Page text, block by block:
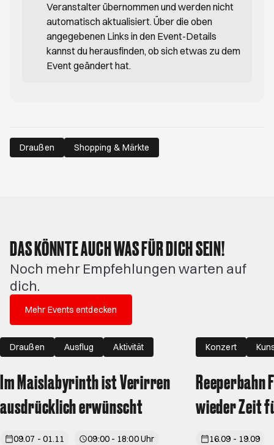
Veranstalter übernommen und werden nicht
automatisch aktualisiert. Über die oben
angegebenen Links in den Event-Details
kannst du herausfinden, ob sich etwas zu dem
Event geändert hat.
Draußen Shopping & Märkte
DAS KÖNNTE AUCH WAS FÜR DICH SEIN!
Noch mehr Empfehlungen warten auf
dich.
Mehr Events entdecken
Draußen Ausflug Aktivität
Im Maislabyrinth ist Verirren
ausdrücklich erwünscht
09.07 - 01.11
09:00 - 18:00 Uhr
Konzert
Reeperbahn
wieder Zeit
16.09 - 19.09